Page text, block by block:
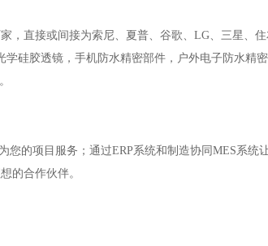
直接或间接为索尼、夏普、谷歌、LG、三星、住
硅胶透镜，手机防水精密部件，户外电子防水精
的项目服务；通过ERP系统和制造协同MES系统
的合作伙伴。